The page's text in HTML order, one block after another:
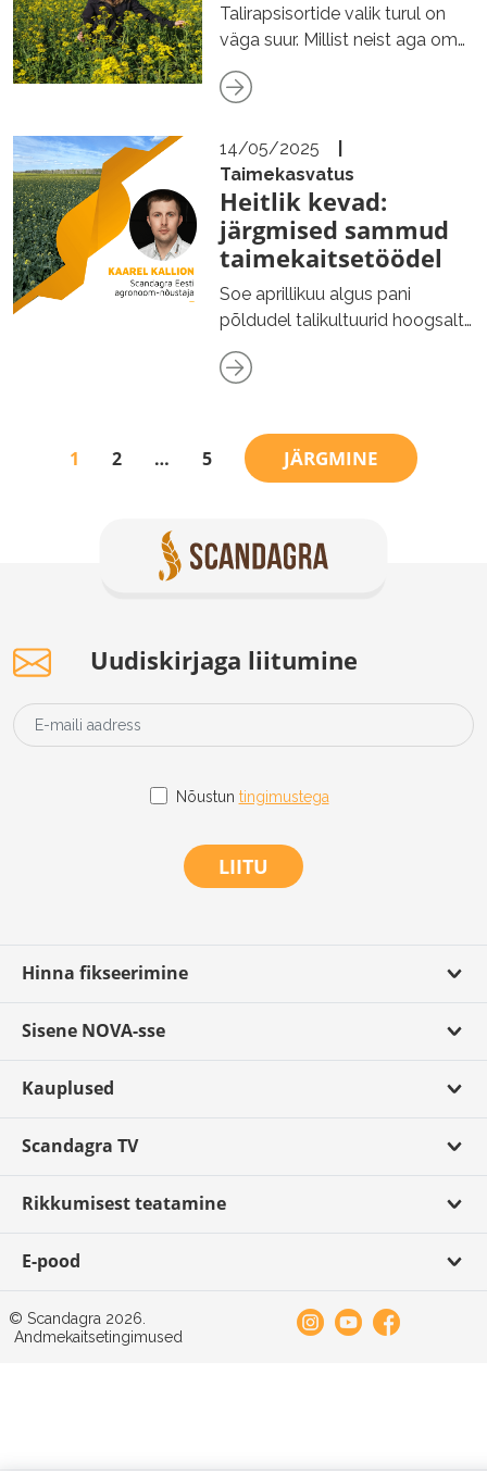
Talirapsisortide valik turul on
väga suur. Millist neist aga oma
tootmisesse valida?…
14/05/2025
Taimekasvatus
Heitlik kevad:
järgmised sammud
taimekaitsetöödel
Soe aprillikuu algus pani
põldudel talikultuurid hoogsalt
kasvama, kuid märkimisväärselt
külmem aprilli…
1 2 … 5 JÄRGMINE
Uudiskirjaga liitumine
Nõustun tingimustega
LIITU
Hinna fikseerimine
Sisene NOVA-sse
Kauplused
Scandagra TV
Rikkumisest teatamine
E-pood
© Scandagra 2026.
Andmekaitsetingimused